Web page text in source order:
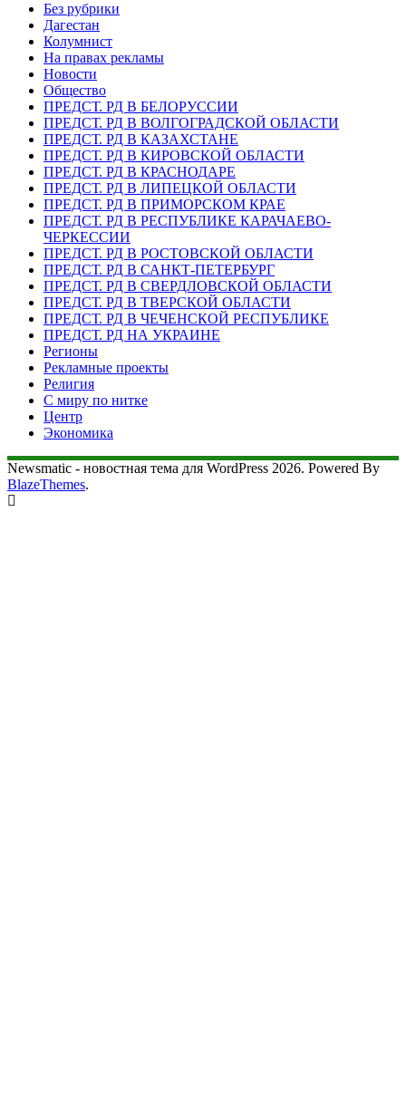
Без рубрики
Дагестан
Колумнист
На правах рекламы
Новости
Общество
ПРЕДСТ. РД В БЕЛОРУССИИ
ПРЕДСТ. РД В ВОЛГОГРАДСКОЙ ОБЛАСТИ
ПРЕДСТ. РД В КАЗАХСТАНЕ
ПРЕДСТ. РД В КИРОВСКОЙ ОБЛАСТИ
ПРЕДСТ. РД В КРАСНОДАРЕ
ПРЕДСТ. РД В ЛИПЕЦКОЙ ОБЛАСТИ
ПРЕДСТ. РД В ПРИМОРСКОМ КРАЕ
ПРЕДСТ. РД В РЕСПУБЛИКЕ КАРАЧАЕВО-
ЧЕРКЕССИИ
ПРЕДСТ. РД В РОСТОВСКОЙ ОБЛАСТИ
ПРЕДСТ. РД В САНКТ-ПЕТЕРБУРГ
ПРЕДСТ. РД В СВЕРДЛОВСКОЙ ОБЛАСТИ
ПРЕДСТ. РД В ТВЕРСКОЙ ОБЛАСТИ
ПРЕДСТ. РД В ЧЕЧЕНСКОЙ РЕСПУБЛИКЕ
ПРЕДСТ. РД НА УКРАИНЕ
Регионы
Рекламные проекты
Религия
С миру по нитке
Центр
Экономика
Newsmatic - новостная тема для WordPress 2026. Powered By
BlazeThemes.